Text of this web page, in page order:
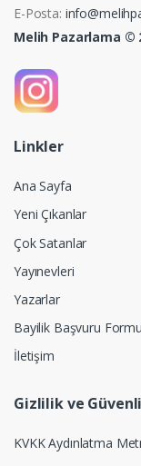
E-Posta:
Melih Pazarlama ©
Linkler
Ana Sayfa
Yeni Çıkanlar
Çok Satanlar
Yayınevleri
Yazarlar
Bayilik Başvuru Formu
İletişim
Gizlilik ve
KVKK Aydınlatma